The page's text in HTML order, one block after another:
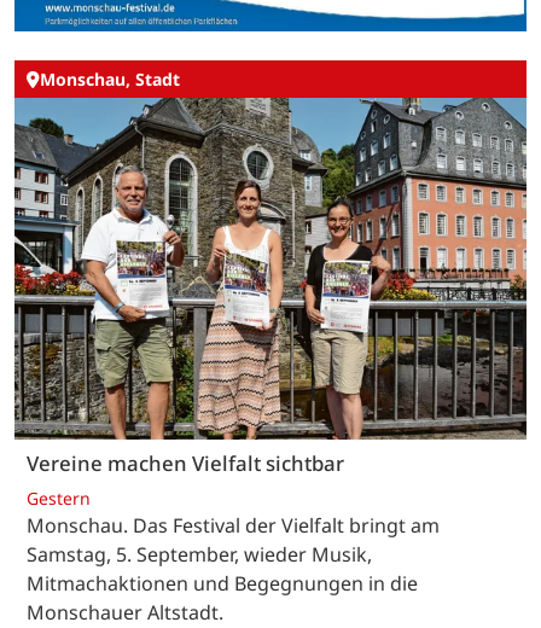
Monschau, Stadt
Vereine machen Vielfalt sichtbar
Gestern
Monschau. Das Festival der Vielfalt bringt am
Samstag, 5. September, wieder Musik,
Mitmachaktionen und Begegnungen in die
Monschauer Altstadt.